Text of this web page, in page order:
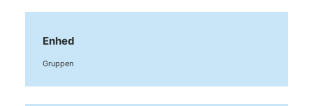
Enhed
Gruppen